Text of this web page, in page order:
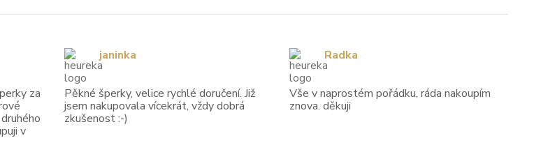
za
v
Pěkné šperky, velice rychlé doručení. Již
jsem nakupovala vícekrát, vždy dobrá
zkušenost :-)
janinka
Vše v naprostém pořádku, ráda nakoupím
znova. děkuji
Radka